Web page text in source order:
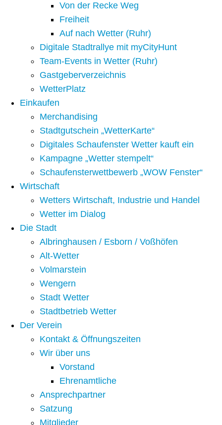
Von der Recke Weg
Freiheit
Auf nach Wetter (Ruhr)
Digitale Stadtrallye mit myCityHunt
Team-Events in Wetter (Ruhr)
Gastgeberverzeichnis
WetterPlatz
Einkaufen
Merchandising
Stadtgutschein „WetterKarte“
Digitales Schaufenster Wetter kauft ein
Kampagne „Wetter stempelt“
Schaufensterwettbewerb „WOW Fenster“
Wirtschaft
Wetters Wirtschaft, Industrie und Handel
Wetter im Dialog
Die Stadt
Albringhausen / Esborn / Voßhöfen
Alt-Wetter​
Volmarstein
Wengern
Stadt Wetter
Stadtbetrieb Wetter
Der Verein
Kontakt & Öffnungszeiten
Wir über uns
Vorstand
Ehrenamtliche
Ansprechpartner
Satzung
Mitglieder